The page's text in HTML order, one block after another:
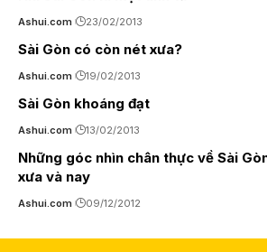
Ashui.com 23/02/2013
Sài Gòn có còn nét xưa?
Ashui.com 19/02/2013
Sài Gòn khoáng đạt
Ashui.com 13/02/2013
Những góc nhìn chân thực về Sài
xưa và nay
Ashui.com 09/12/2012